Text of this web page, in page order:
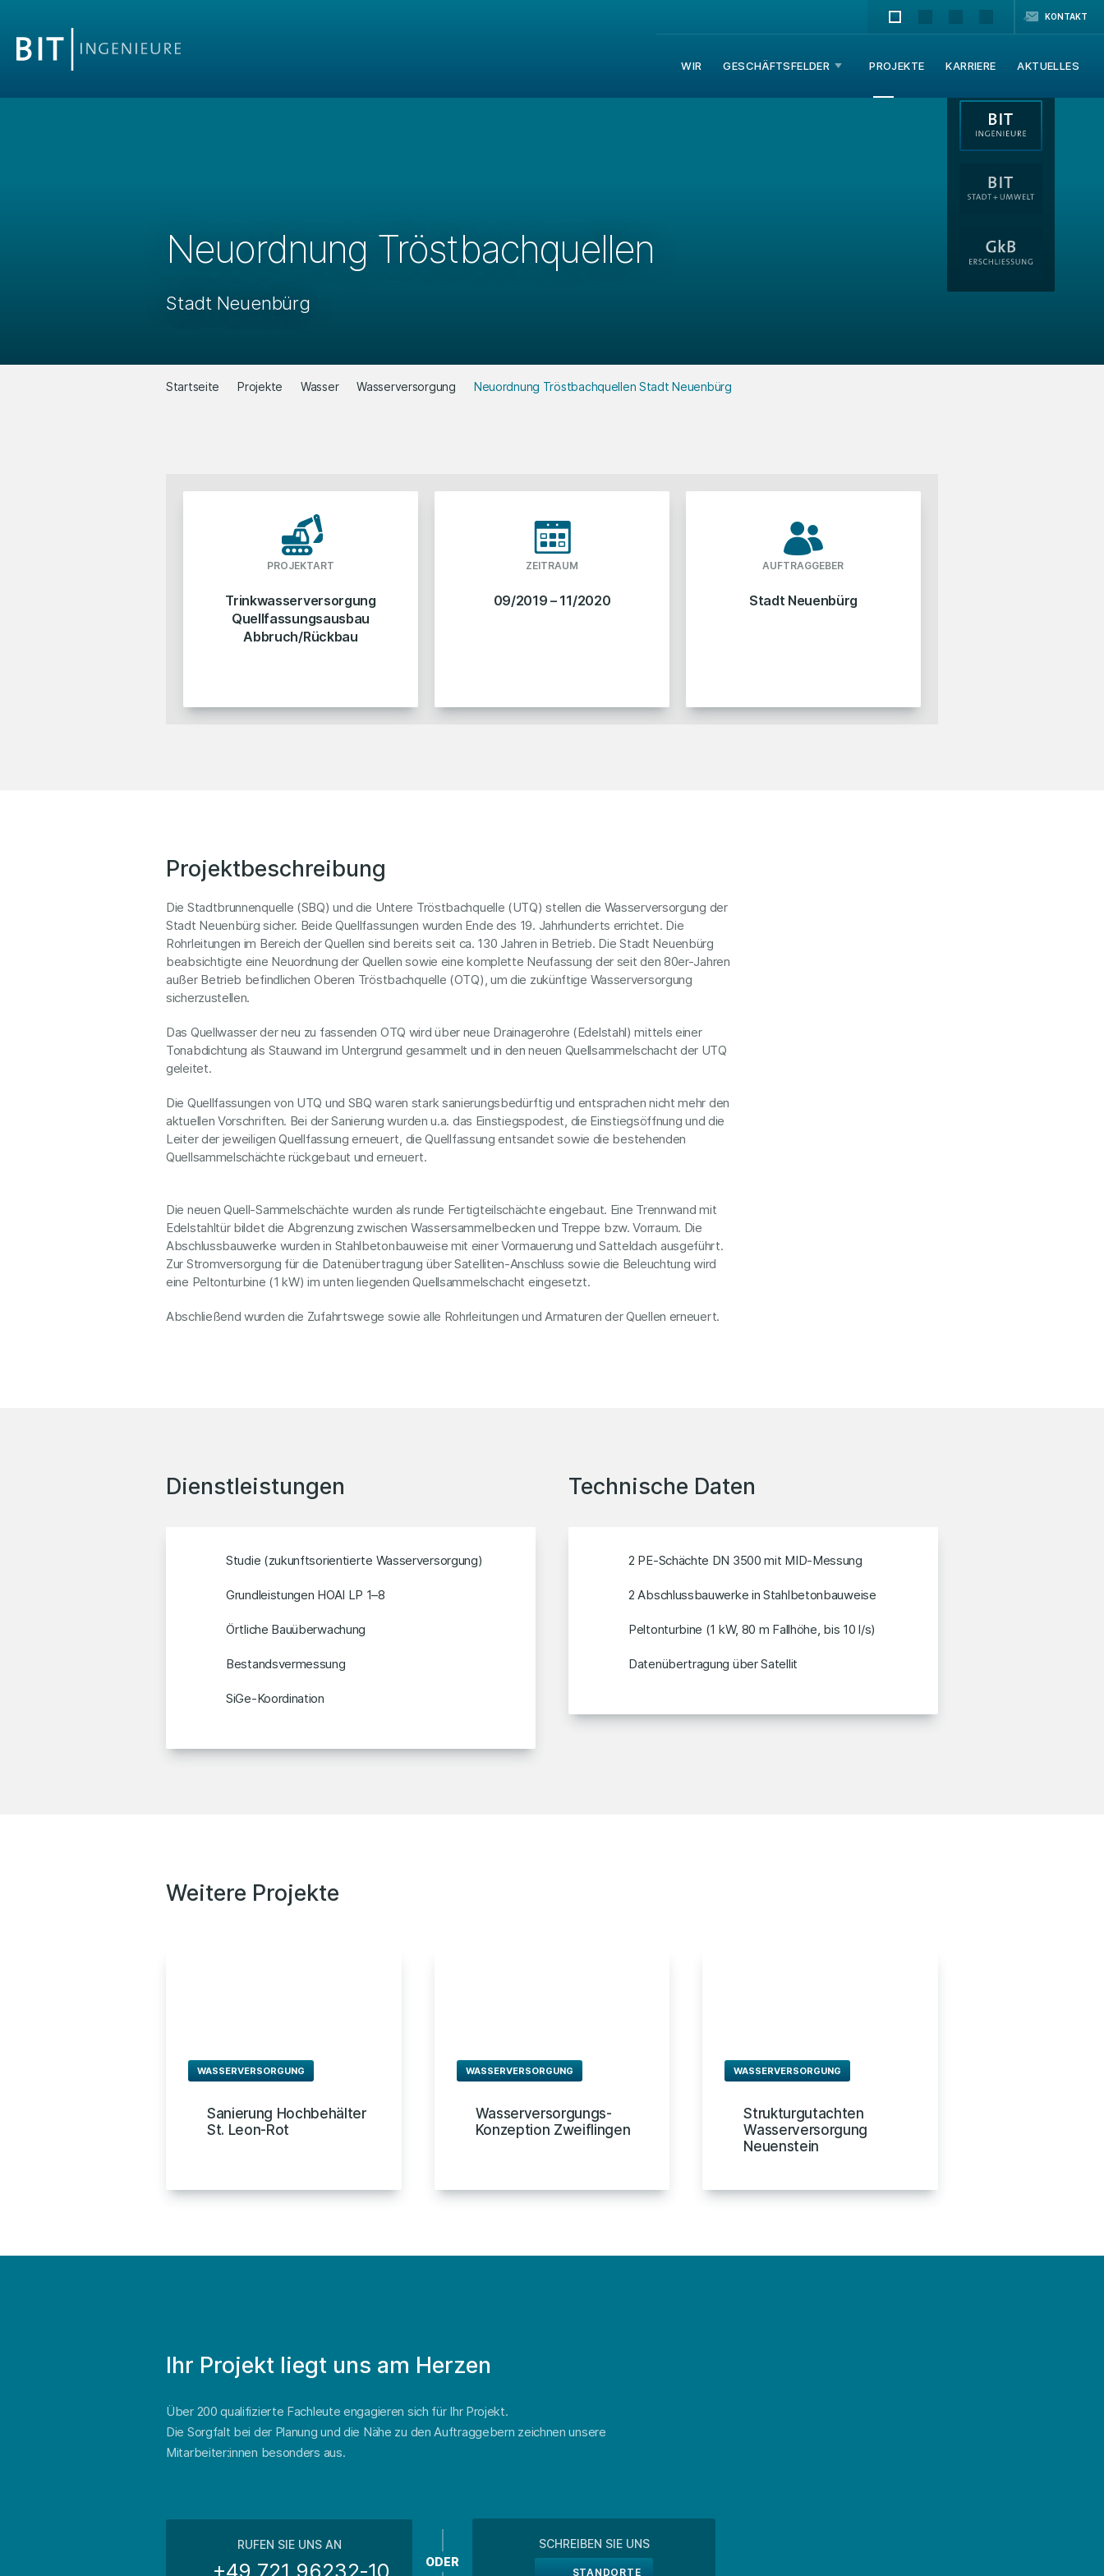
KONTAKT
WIR GESCHÄFTSFELDER PROJEKTE KARRIERE AKTUELLES
Neuordnung Tröstbachquellen
Stadt Neuenbürg
Startseite Projekte Wasser Wasserversorgung Neuordnung Tröstbachquellen Stadt Neuenbürg
PROJEKTART
Trinkwasserversorgung
Quellfassungsausbau
Abbruch/Rückbau
ZEITRAUM
09/2019 – 11/2020
AUFTRAGGEBER
Stadt Neuenbürg
Projektbeschreibung
Die Stadtbrunnenquelle (SBQ) und die Untere Tröstbachquelle (UTQ) stellen die Wasserversorgung der
Stadt Neuenbürg sicher. Beide Quellfassungen wurden Ende des 19. Jahrhunderts errichtet. Die
Rohrleitungen im Bereich der Quellen sind bereits seit ca. 130 Jahren in Betrieb. Die Stadt Neuenbürg
beabsichtigte eine Neuordnung der Quellen sowie eine komplette Neufassung der seit den 80er-Jahren
außer Betrieb befindlichen Oberen Tröstbachquelle (OTQ), um die zukünftige Wasserversorgung
sicherzustellen.
Das Quellwasser der neu zu fassenden OTQ wird über neue Drainagerohre (Edelstahl) mittels einer
Tonabdichtung als Stauwand im Untergrund gesammelt und in den neuen Quellsammelschacht der UTQ
geleitet.
Die Quellfassungen von UTQ und SBQ waren stark sanierungsbedürftig und entsprachen nicht mehr den
aktuellen Vorschriften. Bei der Sanierung wurden u.a. das Einstiegspodest, die Einstiegsöffnung und die
Leiter der jeweiligen Quellfassung erneuert, die Quellfassung entsandet sowie die bestehenden
Quellsammelschächte rückgebaut und erneuert.
Die neuen Quell-Sammelschächte wurden als runde Fertigteilschächte eingebaut. Eine Trennwand mit
Edelstahltür bildet die Abgrenzung zwischen Wassersammelbecken und Treppe bzw. Vorraum. Die
Abschlussbauwerke wurden in Stahlbetonbauweise mit einer Vormauerung und Satteldach ausgeführt.
Zur Stromversorgung für die Datenübertragung über Satelliten-Anschluss sowie die Beleuchtung wird
eine Peltonturbine (1 kW) im unten liegenden Quellsammelschacht eingesetzt.
Abschließend wurden die Zufahrtswege sowie alle Rohrleitungen und Armaturen der Quellen erneuert.
Dienstleistungen
Studie (zukunftsorientierte Wasserversorgung)
Grundleistungen HOAI LP 1–8
Örtliche Bauüberwachung
Bestandsvermessung
SiGe-Koordination
Technische Daten
2 PE-Schächte DN 3500 mit MID-Messung
2 Abschlussbauwerke in Stahlbetonbauweise
Peltonturbine (1 kW, 80 m Fallhöhe, bis 10 l/s)
Datenübertragung über Satellit
Weitere Projekte
WASSERVERSORGUNG
Sanierung Hochbehälter
St. Leon-Rot
WASSERVERSORGUNG
Wasserversorgungs-
Konzeption Zweiflingen
WASSERVERSORGUNG
Strukturgutachten
Wasserversorgung
Neuenstein
Ihr Projekt liegt uns am Herzen
Über 200 qualifizierte Fachleute engagieren sich für Ihr Projekt.
Die Sorgfalt bei der Planung und die Nähe zu den Auftraggebern zeichnen unsere
Mitarbeiter:innen besonders aus.
RUFEN SIE UNS AN
+49 721 96232‑10 ODER
SCHREIBEN SIE UNS
STANDORTE